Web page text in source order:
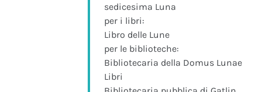
sedicesima Luna
per i libri:
Libro delle Lune
per le biblioteche:
Bibliotecaria della Domus Lunae
Libri